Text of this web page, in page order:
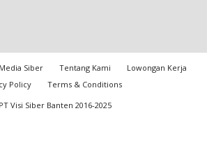
Siber Tentang Kami
Lowongan Kerja
Policy
Terms & Conditions
Visi Siber Banten 2016-2025